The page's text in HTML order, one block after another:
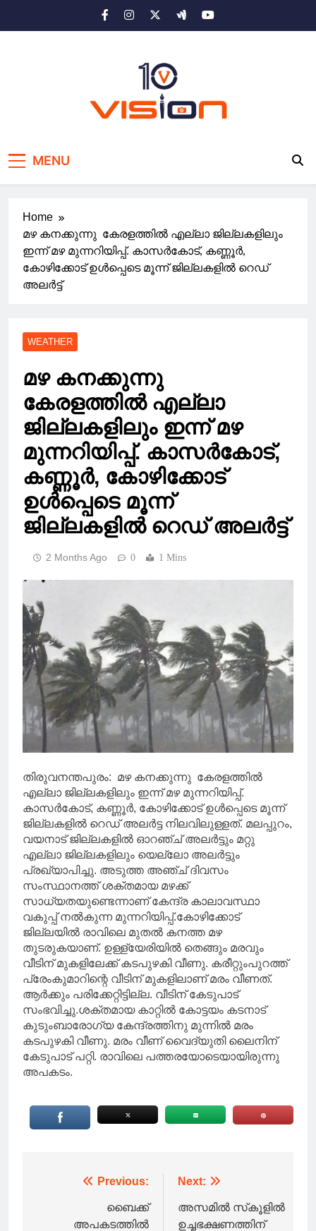
MENU
Home
മഴ കനക്കുന്നു കേരളത്തിൽ എല്ലാ ജില്ലകളിലും
ഇന്ന് മഴ മുന്നറിയിപ്പ്. കാസർകോട്, കണ്ണൂർ,
കോഴിക്കോട് ഉൾപ്പെടെ മൂന്ന് ജില്ലകളിൽ റെഡ്
അലർട്ട്
WEATHER
മഴ കനക്കുന്നു
കേരളത്തിൽ എല്ലാ
ജില്ലകളിലും ഇന്ന് മഴ
മുന്നറിയിപ്പ്. കാസർകോട്,
കണ്ണൂർ, കോഴിക്കോട്
ഉൾപ്പെടെ മൂന്ന്
ജില്ലകളിൽ റെഡ് അലർട്ട്
2 Months Ago 0 1 Mins
തിരുവനന്തപുരം: മഴ കനക്കുന്നു കേരളത്തിൽ
എല്ലാ ജില്ലകളിലും ഇന്ന് മഴ മുന്നറിയിപ്പ്.
കാസർകോട്, കണ്ണൂർ, കോഴിക്കോട് ഉൾപ്പെടെ മൂന്ന്
ജില്ലകളിൽ റെഡ് അലർട്ട നിലവിലുള്ളത്. മലപ്പുറം,
വയനാട് ജില്ലകളിൽ ഓറഞ്ച് അലർട്ടും മറ്റു
എല്ലാ ജില്ലകളിലും യെല്ലോ അലർട്ടും
പ്രഖ്യാപിച്ചു. അടുത്ത അഞ്ച് ദിവസം
സംസ്ഥാനത്ത് ശക്തമായ മഴക്ക്
സാധ്യതയുണ്ടെന്നാണ് കേന്ദ്ര കാലാവസ്ഥാ
വകുപ്പ് നൽകുന്ന മുന്നറിയിപ്പ്.കോഴിക്കോട്
ജില്ലയിൽ രാവിലെ മുതൽ കനത്ത മഴ
തുടരുകയാണ്. ഉള്ള്യേരിയിൽ തെങ്ങും മരവും
വീടിന് മുകളിലേക്ക് കടപുഴകി വീണു. കരീറ്റുംപുറത്ത്
പ്രേംകുമാറിന്റെ വീടിന് മുകളിലാണ് മരം വീണത്.
ആർക്കും പരിക്കേറ്റിട്ടില്ല. വീടിന് കേടുപാട്
സംഭവിച്ചു.ശക്തമായ കാറ്റിൽ കോട്ടയം കടനാട്
കുടുംബാരോഗ്യ കേന്ദ്രത്തിനു മുന്നിൽ മരം
കടപുഴകി വീണു. മരം വീണ് വൈദ്യുതി ലൈനിന്
കേടുപാട് പറ്റി. രാവിലെ പത്തരയോടെയായിരുന്നു
അപകടം.
navigation
Previous:
ബൈക്ക്
അപകടത്തിൽ
Next:
അസമിൽ സ്‌കൂളിൽ
ഉച്ചഭക്ഷണത്തിന്